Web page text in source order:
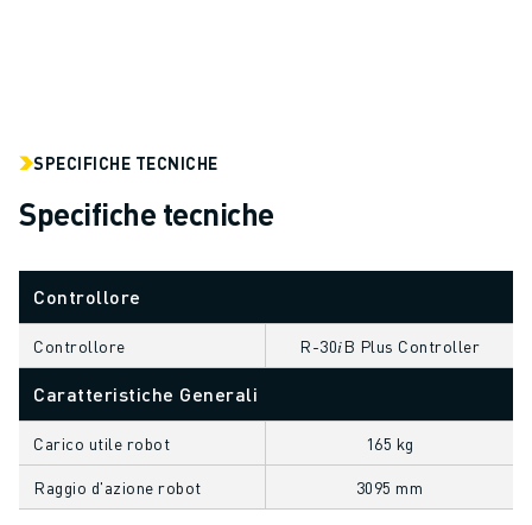
APPLICAZIONI
TUTTE LE APPLICAZIONI
MACCHINE A 5 ASSI
ASSEMBLAGGIO
RETTIFICA CNC
FRESATURA CNC
TORNITURA CNC
FORATURA E MASCHIATURA AD ALTA VELOCITÀ
STAMPAGGIO A INIEZIONE
ASSERVIMENTO MACCHINA
MOVIMENTAZIONE DEI MATERIALI
SPECIFICHE TECNICHE
Specifiche tecniche
Controllore
Controllore R-30𝑖B Plus Controller
Caratteristiche Generali
Carico utile robot 165 kg
Raggio d'azione robot 3095 mm